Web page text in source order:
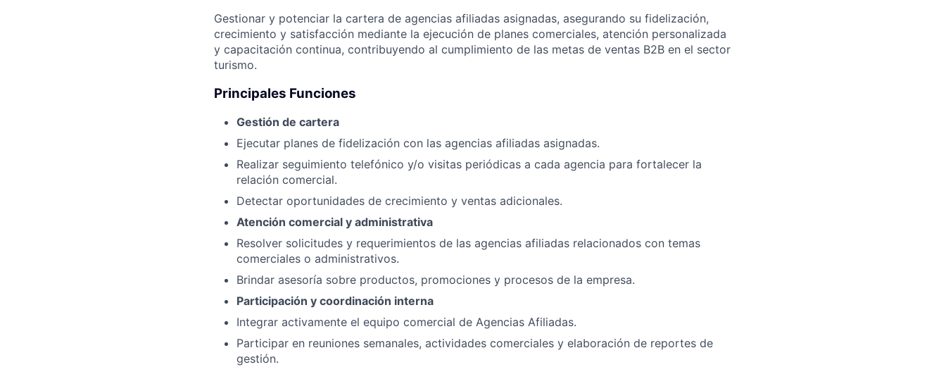
Gestionar y potenciar la cartera de agencias afiliadas asignadas, asegurando su fidelización,
crecimiento y satisfacción mediante la ejecución de planes comerciales, atención personalizada
y capacitación continua, contribuyendo al cumplimiento de las metas de ventas B2B en el sector
turismo.
Principales Funciones
Gestión de cartera
Ejecutar planes de fidelización con las agencias afiliadas asignadas.
Realizar seguimiento telefónico y/o visitas periódicas a cada agencia para fortalecer la
relación comercial.
Detectar oportunidades de crecimiento y ventas adicionales.
Atención comercial y administrativa
Resolver solicitudes y requerimientos de las agencias afiliadas relacionados con temas
comerciales o administrativos.
Brindar asesoría sobre productos, promociones y procesos de la empresa.
Participación y coordinación interna
Integrar activamente el equipo comercial de Agencias Afiliadas.
Participar en reuniones semanales, actividades comerciales y elaboración de reportes de
gestión.